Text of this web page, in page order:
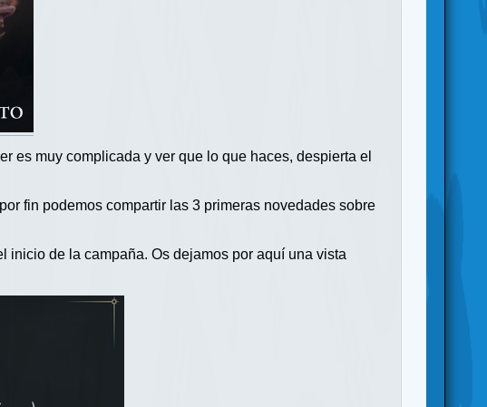
es muy complicada y ver que lo que haces, despierta el
fin podemos compartir las 3 primeras novedades sobre
inicio de la campaña. Os dejamos por aquí una vista